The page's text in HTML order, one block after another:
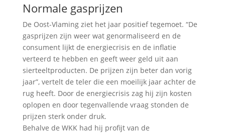
Normale gasprijzen
De Oost-Vlaming ziet het jaar positief tegemoet. “De
gasprijzen zijn weer wat genormaliseerd en de
consument lijkt de energiecrisis en de inflatie
verteerd te hebben en geeft weer geld uit aan
sierteeltproducten. De prijzen zijn beter dan vorig
jaar”, vertelt de teler die een moeilijk jaar achter de
rug heeft. Door de energiecrisis zag hij zijn kosten
oplopen en door tegenvallende vraag stonden de
prijzen sterk onder druk.
Behalve de WKK had hij profijt van de